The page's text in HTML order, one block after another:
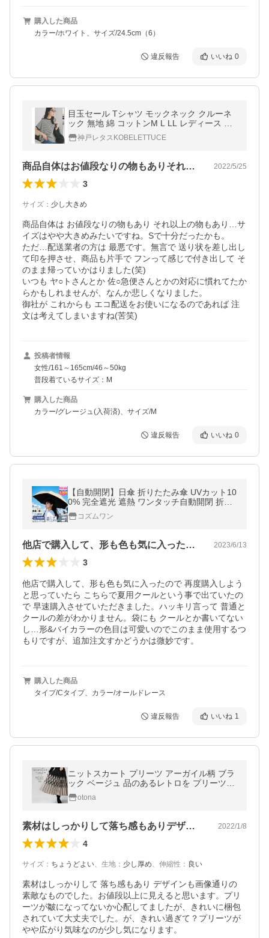
購入した商品
カラー/ホワイト、サイズ/24.5cm（6）
違反報告 いいね 0
目玉セール Tシャツ モックネック クルーネ
ック 無地 綿 コットンM L LL レディース 夏
40代 50代 C4819送料無料メ便対応
神戸レタスKOBELETTUCE
商品自体はお値段なりの物もありそれ以上… 2022/5/25
3
サイズ ： 少し大きめ
商品自体は お値段なりの物もあり それ以上の物もあり…サ
イズはやや大きめみたいですね。Sで十分だったかも。
ただ…配送業者の方は 最悪です。無言で 送り状を差し出し
て印を押させ、商品も片手で フンって感じで付き出して そ
のまま帰っていかはりました(笑)
いつも ヤ○トさんとか 佐○急便さんとかの対応に慣れてたか
らかもしれませんが、なんか悲しくなりました。
御社が これからも エコ配送をお使いになるのであれば 注
文は考えてしまいますね(苦笑)
投稿者情報
女性/161～165cm/46～50kg
普段着ているサイズ：M
購入した商品
カラー/グレージュ(入荷済)、サイズ/M
違反報告 いいね 0
【自動開閉】日傘 折りたたみ傘 UVカット10
0% 完全遮光 遮熱 ワンタッチ自動開閉 折り
畳み傘 超軽量 コンパクト 紫外線遮断 熱中症
対策 日焼け防止 晴雨兼用
コズムワン
他店で購入して、形も色も気に入ったので… 2023/6/13
3
他店で購入して、形も色も気に入ったので 再度購入しよう
と思っていたら こちらで夏用クールという事で出ていたの
で 早速購入させていただきました。ハッキリ言って 普通と
クールの差がわかりません。袋にも クールとか書いてない
し…形&バイカラーの色目は可愛いのでこのまま使用するつ
もりですが、追加注文すかどうかは微妙です。
購入した商品
タイプ/Cタイプ、カラー/オールドレース
違反報告 いいね 1
ニットスカート プリーツ アーガイル柄 ブラ
ック ベージュ 品のあるレトロを プリーツ風
アーガイル柄ニットスカート OTONA 40代 5
0代 60代
otona
素材はしっかりして落ち感もありデザイン… 2022/1/8
4
サイズ ： ちょうどよい、 生地 ： 少し厚め、 伸縮性 ： 良い
素材はしっかりして 落ち感もあり デザインも画像通りの
素敵なものでした。お値段以上に見えると思います。プリ
ーツが皺になってないか心配してましたが、きれいに梱包
されていて大丈夫でした。が、きれい過ぎて？プリーツが
やや広がり気味なのが少し気になります。